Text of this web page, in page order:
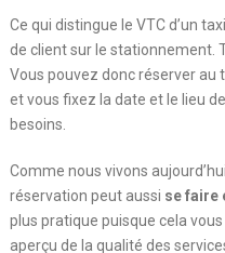
Ce qui distingue le VTC d’un
de client sur le stationnement.
Vous pouvez donc réserver
et vous fixez la date et le lieu
besoins.
Comme nous vivons
réservation peut aussi se faire
plus pratique puisque cela
aperçu de la qualité des